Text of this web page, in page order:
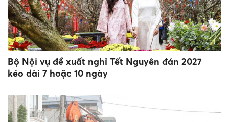
Bộ Nội vụ đề xuất nghỉ Tết Nguyên đán 2027
kéo dài 7 hoặc 10 ngày